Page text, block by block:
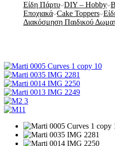
Είδη Πάρτυ DIY – Hobby
Εποχιακά Cake Toppers
Διακόσμηση Παιδικού